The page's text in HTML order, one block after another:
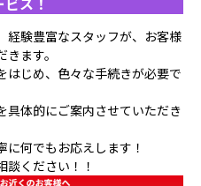
経験豊富なスタッフが、お客様
ます。
はじめ、色々な手続きが必要で
具体的にご案内させていただき
何でもお応えします！
ください！！